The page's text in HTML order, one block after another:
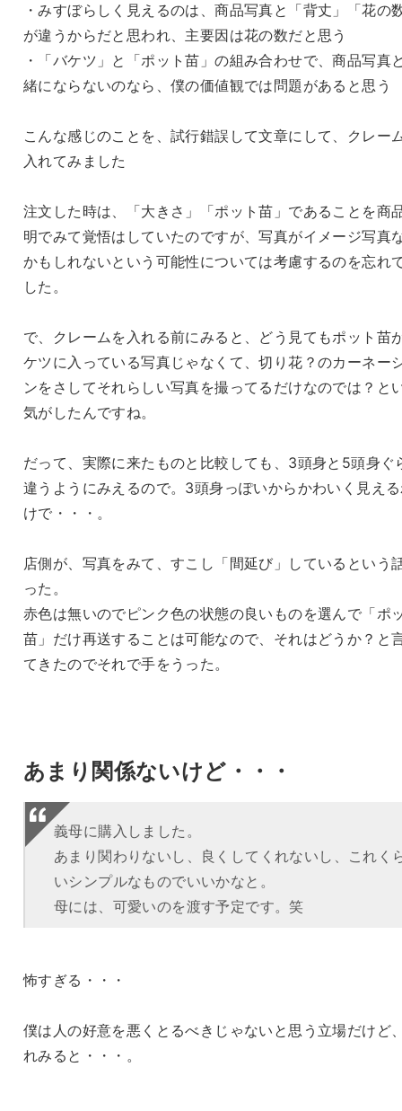
・みすぼらしく見えるのは、商品写真と「背丈」「花の
が違うからだと思われ、主要因は花の数だと思う
・「バケツ」と「ポット苗」の組み合わせで、商品写真
緒にならないのなら、僕の価値観では問題があると思う
こんな感じのことを、試行錯誤して文章にして、クレー
入れてみました
注文した時は、「大きさ」「ポット苗」であることを商
明でみて覚悟はしていたのですが、写真がイメージ写真
かもしれないという可能性については考慮するのを忘れ
した。
で、クレームを入れる前にみると、どう見てもポット苗
ケツに入っている写真じゃなくて、切り花？のカーネー
ンをさしてそれらしい写真を撮ってるだけなのでは？と
気がしたんですね。
だって、実際に来たものと比較しても、3頭身と5頭身ぐ
違うようにみえるので。3頭身っぽいからかわいく見え
けで・・・。
店側が、写真をみて、すこし「間延び」しているという
った。
赤色は無いのでピンク色の状態の良いものを選んで「ポ
苗」だけ再送することは可能なので、それはどうか？と
てきたのでそれで手をうった。
あまり関係ないけど・・・
義母に購入しました。
あまり関わりないし、良くしてくれないし、これく
いシンプルなものでいいかなと。
母には、可愛いのを渡す予定です。笑
怖すぎる・・・
僕は人の好意を悪くとるべきじゃないと思う立場だけど
れみると・・・。